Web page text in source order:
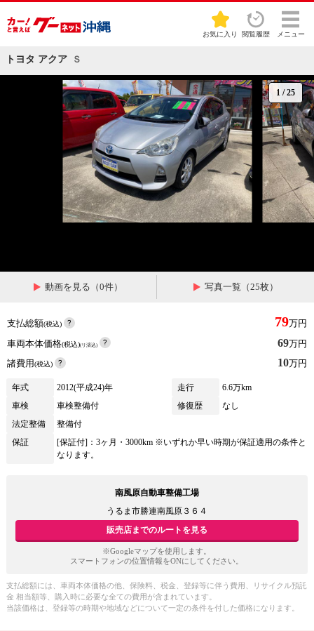
お気に入り 閲覧履歴 メニュー
トヨタ アクア Ｓ
1 /25
動画を見る（0件） 写真一覧（25枚）
支払総額(税込) 79万円
車両本体価格(税込)(リ済込) 69万円
諸費用(税込) 10万円
年式 2012(平成24)年 走行
6.6万km
車検
車検整備付 修復歴
なし
法定整備
整備付
保証
[保証付]：3ヶ月・3000km ※いずれか早い時期が保証適用の条件と
なります。
南風原自動車整備工場
うるま市勝連南風原３６４
販売店までのルートを見る
※Googleマップを使用します。
スマートフォンの位置情報をONにしてください。
支払総額には、車両本体価格の他、保険料、税金、登録等に伴う費用、リサイクル預託
金 相当額等、購入時に必要な全ての費用が含まれています。
当該価格は、登録等の時期や地域などについて一定の条件を付した価格になります。